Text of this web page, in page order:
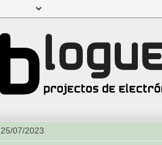
25/07/2023